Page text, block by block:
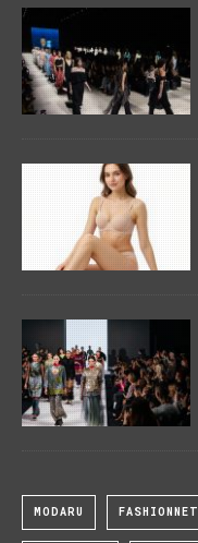
MODARU FASHIONNET